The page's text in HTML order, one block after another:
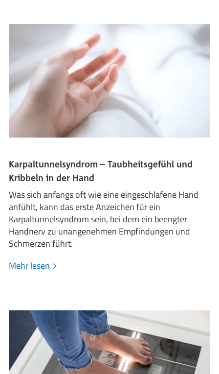
Karpaltunnelsyndrom – Taubheitsgefühl und
Kribbeln in der Hand
Was sich anfangs oft wie eine eingeschlafene Hand
anfühlt, kann das erste Anzeichen für ein
Karpaltunnelsyndrom sein, bei dem ein beengter
Handnerv zu unangenehmen Empfindungen und
Schmerzen führt.
Mehr lesen